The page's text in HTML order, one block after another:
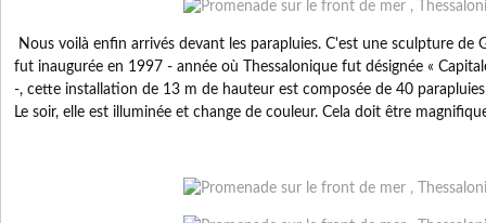
Nous voilà enfin arrivés devant les parapluies. C'est une sculpture de
fut inaugurée en 1997 - année où Thessalonique fut désignée «
-, cette installation de 13 m de hauteur est composée de 40
Le soir, elle est illuminée et change de couleur. Cela doit être